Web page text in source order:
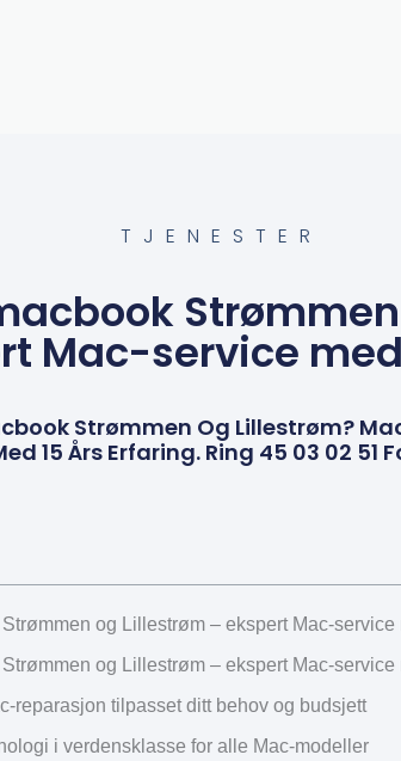
TJENESTER
Mac-service
Strømmen Og Lillestrøm?
15 Års Erfaring. Ring 45 03 02 51
og Lillestrøm – ekspert Mac-service
og Lillestrøm – ekspert Mac-service
reparasjon tilpasset ditt behov og budsjett
i verdensklasse for alle Mac-modeller